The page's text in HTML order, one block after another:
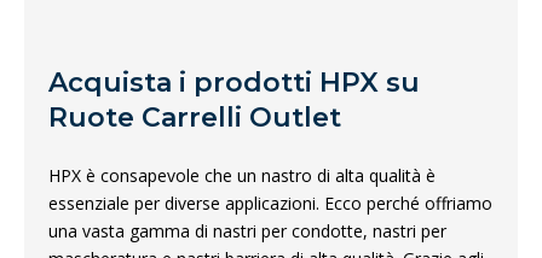
Acquista i prodotti HPX su
Ruote Carrelli Outlet
HPX è consapevole che un nastro di alta qualità è
essenziale per diverse applicazioni. Ecco perché offriamo
una vasta gamma di nastri per condotte, nastri per